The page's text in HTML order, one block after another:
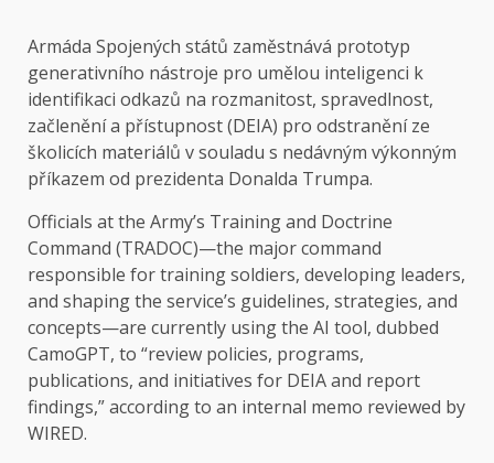
Armáda Spojených států zaměstnává prototyp
generativního nástroje pro umělou inteligenci k
identifikaci odkazů na rozmanitost, spravedlnost,
začlenění a přístupnost (DEIA) pro odstranění ze
školicích materiálů v souladu s nedávným výkonným
příkazem od prezidenta Donalda Trumpa.
Officials at the Army’s Training and Doctrine
Command (TRADOC)—the major command
responsible for training soldiers, developing leaders,
and shaping the service’s guidelines, strategies, and
concepts—are currently using the AI ​​tool, dubbed
CamoGPT, to “review policies, programs,
publications, and initiatives for DEIA and report
findings,” according to an internal memo reviewed by
WIRED.